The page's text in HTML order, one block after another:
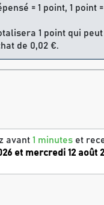
= 1 point, 1 point
1 point qui
de 0,02 €.
avant 1 minutes et
et mercredi 12 août